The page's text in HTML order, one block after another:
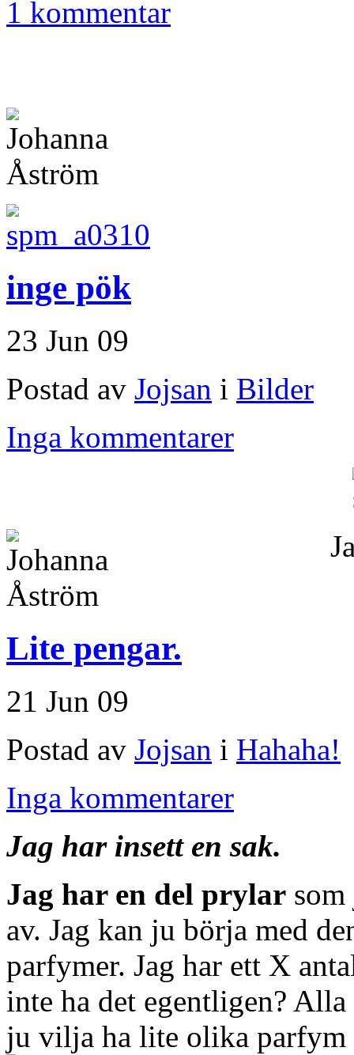
1 kommentar
inge pök
23 Jun 09
Postad av Jojsan i Bilder
Inga kommentarer
Lite pengar.
21 Jun 09
Postad av Jojsan i Hahaha!
Inga kommentarer
Jag har insett en sak.
Jag har en del prylar
av. Jag kan ju börja med
parfymer. Jag har ett X
inte ha det egentligen?
ju vilja ha lite olika